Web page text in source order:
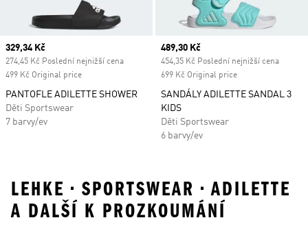
Current price
329,34 Kč
274,45 Kč Poslední nejnižší cena
499 Kč Original price
PANTOFLE ADILETTE SHOWER
Děti Sportswear
7 barvy/ev
Current price
489,30 Kč
454,35 Kč Poslední nejnižší cena
699 Kč Original price
SANDÁLY ADILETTE SANDAL 3
KIDS
Děti Sportswear
6 barvy/ev
LEHKE • SPORTSWEAR • ADILETTE
A DALŠÍ K PROZKOUMÁNÍ